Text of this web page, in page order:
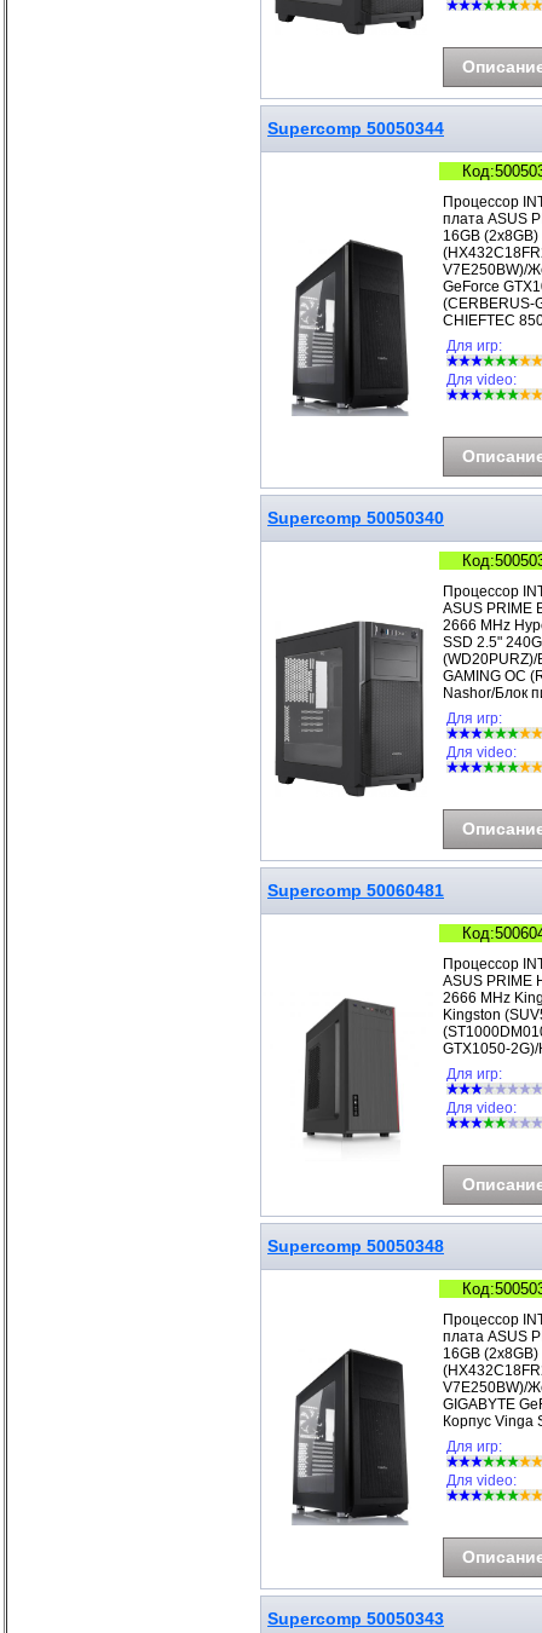
Supercomp 50050344
Процессор
плата ASUS
16GB
V7E250BW)/
GeForce
(CERBERUS-
CHIEFTEC
Для игр:
Для video:
Supercomp 50050340
Процессор
ASUS PRIME
2666 MHz
SSD 2.5"
(WD20PURZ)/
GAMING OC
Nashor/Блок
Для игр:
Для video:
Supercomp 50060481
Процессор
ASUS PRIME
2666 MHz
Kingston
GTX1050-
Для игр:
Для video:
Supercomp 50050348
Процессор
плата ASUS
16GB
V7E250BW)/
GIGABYTE
Корпус Vinga
Для игр:
Для video:
Supercomp 50050343